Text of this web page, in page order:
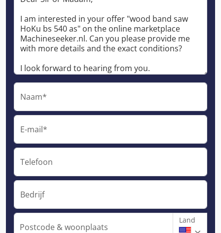
Naam*
E-mail*
Telefoon
Bedrijf
Postcode & woonplaats
Land